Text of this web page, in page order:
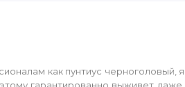
как пунтиус черноголовый,